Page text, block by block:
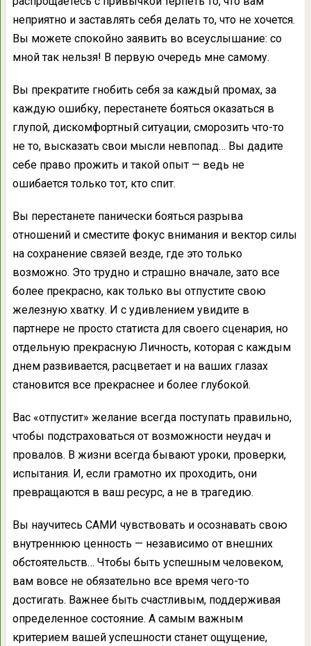
неприятно и заставлять себя делать то, что не хочется.
Вы можете спокойно заявить во всеуслышание: со
мной так нельзя! В первую очередь мне самому.
Вы прекратите гнобить себя за каждый промах, за
каждую ошибку, перестанете бояться оказаться в
глупой, дискомфортный ситуации, сморозить что-то
не то, высказать свои мысли невпопад… Вы дадите
себе право прожить и такой опыт — ведь не
ошибается только тот, кто спит.
Вы перестанете панически бояться разрыва
отношений и сместите фокус внимания и вектор силы
на сохранение связей везде, где это только
возможно. Это трудно и страшно вначале, зато все
более прекрасно, как только вы отпустите свою
железную хватку. И с удивлением увидите в
партнере не просто статиста для своего сценария, но
отдельную прекрасную Личность, которая с каждым
днем развивается, расцветает и на ваших глазах
становится все прекраснее и более глубокой.
Вас «отпустит» желание всегда поступать правильно,
чтобы подстраховаться от возможности неудач и
провалов. В жизни всегда бывают уроки, проверки,
испытания. И, если грамотно их проходить, они
превращаются в ваш ресурс, а не в трагедию.
Вы научитесь САМИ чувствовать и осознавать свою
внутреннюю ценность — независимо от внешних
обстоятельств… Чтобы быть успешным человеком,
вам вовсе не обязательно все время чего-то
достигать. Важнее быть счастливым, поддерживая
определенное состояние. А самым важным
критерием вашей успешности станет ощущение,